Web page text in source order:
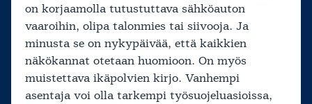
on korjaamolla tutustuttava sähköauton
vaaroihin, olipa talonmies tai siivooja. Ja
minusta se on nykypäivää, että kaikkien
näkökannat otetaan huomioon. On myös
muistettava ikäpolvien kirjo. Vanhempi
asentaja voi olla tarkempi työsuojeluasioissa,